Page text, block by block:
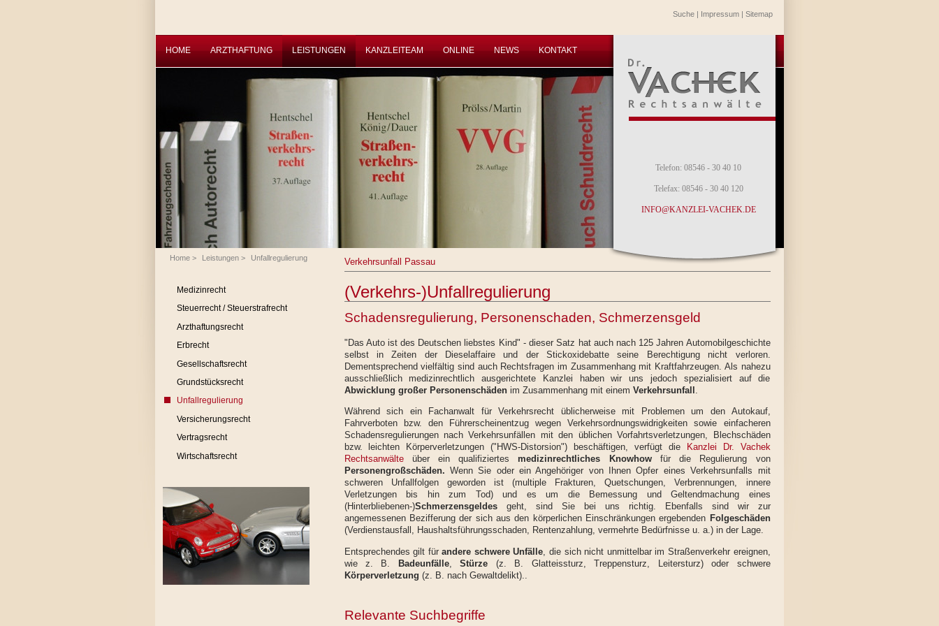
Suche| Impressum| Sitemap
HOME ARZTHAFTUNG LEISTUNGEN KANZLEITEAM ONLINE NEWS KONTAKT
Telefon: 08546 - 30 40 10
Telefax: 08546 - 30 40 120
INFO@KANZLEI-VACHEK.DE
Home> Leistungen> Unfallregulierung
Medizinrecht
Steuerrecht / Steuerstrafrecht
Arzthaftungsrecht
Erbrecht
Gesellschaftsrecht
Grundstücksrecht
Unfallregulierung
Versicherungsrecht
Vertragsrecht
Wirtschaftsrecht
Verkehrsunfall Passau
(Verkehrs-)Unfallregulierung
Schadensregulierung, Personenschaden, Schmerzensgeld
"Das Auto ist des Deutschen liebstes Kind" - dieser Satz hat auch nach 125 Jahren Automobilgeschichte
selbst in Zeiten der Dieselaffaire und der Stickoxidebatte seine Berechtigung nicht verloren.
Dementsprechend vielfältig sind auch Rechtsfragen im Zusammenhang mit Kraftfahrzeugen. Als nahezu
ausschließlich medizinrechtlich ausgerichtete Kanzlei haben wir uns jedoch spezialisiert auf die
Abwicklung großer Personenschädenim Zusammenhang mit einem Verkehrsunfall .
Während sich ein Fachanwalt für Verkehrsrecht üblicherweise mit Problemen um den Autokauf,
Fahrverboten bzw. den Führerscheinentzug wegen Verkehrsordnungswidrigkeiten sowie einfacheren
Schadensregulierungen nach Verkehrsunfällen mit den üblichen Vorfahrtsverletzungen, Blechschäden
bzw. leichten Körperverletzungen ("HWS-Distorsion") beschäftigen, verfügt die
Kanzlei Dr. Vachek
Rechtsanwälte über ein qualifiziertesmedizinrechtliches Knowhowfür die Regulierung von
Personengroßschäden. Wenn Sie oder ein Angehöriger von Ihnen Opfer eines Verkehrsunfalls mit
schweren Unfallfolgen geworden ist (multiple Frakturen, Quetschungen, Verbrennungen, innere
Verletzungen bis hin zum Tod) und es um die Bemessung und Geltendmachung eines
(Hinterbliebenen-)Schmerzensgeldes geht, sind Sie bei uns richtig. Ebenfalls sind wir zur
angemessenen Bezifferung der sich aus den körperlichen Einschränkungen ergebenden Folgeschäden
(Verdienstausfall, Haushaltsführungsschaden, Rentenzahlung, vermehrte Bedürfnisse u. a.) in der Lage.
Entsprechendes gilt fürandere schwere Unfälle , die sich nicht unmittelbar im Straßenverkehr ereignen,
wie z. B. Badeunfälle,Stürze (z. B. Glatteissturz, Treppensturz, Leitersturz) oder schwere
Körperverletzung (z. B. nach Gewaltdelikt)..
Relevante Suchbegriffe